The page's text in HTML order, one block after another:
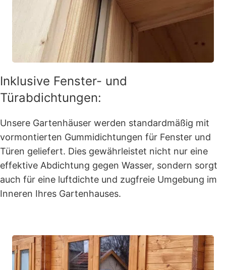
Inklusive Fenster- und
Türabdichtungen:
Unsere Gartenhäuser werden standardmäßig mit
vormontierten Gummidichtungen für Fenster und
Türen geliefert. Dies gewährleistet nicht nur eine
effektive Abdichtung gegen Wasser, sondern sorgt
auch für eine luftdichte und zugfreie Umgebung im
Inneren Ihres Gartenhauses.